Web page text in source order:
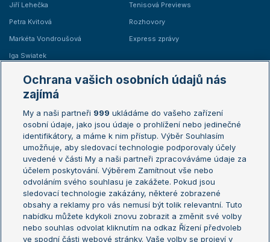
Jiří Lehečka
Petra Kvitová
Markéta Vondroušová
Iga Swiatek
Tenisová Previews
Rozhovory
Express zprávy
Žebříčky
Žebříček ATP (muži)
Žebříček WTA (ženy)
Sázkařský žebříček
Australian Open
French Open
Wimbledon
US Open
Turnaj mistrů
Turnaj mistryň
Aktualní trendy
Fotbalové přestupy
Ochrana vašich osobních údajů nás
zajímá
My a naši partneři 999 ukládáme do vašeho zařízení
osobní údaje, jako jsou údaje o prohlížení nebo jedinečné
identifikátory, a máme k nim přístup. Výběr Souhlasím
umožňuje, aby sledovací technologie podporovaly účely
uvedené v části My a naši partneři zpracováváme údaje za
účelem poskytování. Výběrem Zamítnout vše nebo
odvoláním svého souhlasu je zakážete. Pokud jsou
sledovací technologie zakázány, některé zobrazené
obsahy a reklamy pro vás nemusí být tolik relevantní. Tuto
nabídku můžete kdykoli znovu zobrazit a změnit své volby
nebo souhlas odvolat kliknutím na odkaz Řízení předvoleb
ve spodní části webové stránky. Vaše volby se projeví v